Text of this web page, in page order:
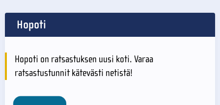
Hopoti
Hopoti on ratsastuksen uusi koti. Varaa
ratsastustunnit kätevästi netistä!